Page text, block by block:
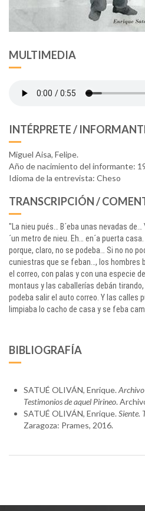
MULTIMEDIA
INTÉRPRETE /
Miguel Aisa, Felipe.
Año de nacimiento del informante:
Idioma de la entrevista: Cheso
TRANSCRIPCIÓN /
"La nieu pués… B´eba unas nevadas
´un metro de nieu. Eh… en´a puerta
porque, claro, no se podeba… Si no no
cuniestras que se feban…, los hombres
el correo, con palas y con una especie
montaus y las caballerías debán
podeba salir el auto correo. Y las calles
limpiaba lo cacho de casa y se feba
BIBLIOGRAFÍA
SATUÉ OLIVÁN, Enrique. Archivo
Testimonios de aquel Pirineo.
SATUÉ OLIVÁN, Enrique. Siente.
Zaragoza: Prames, 2016.